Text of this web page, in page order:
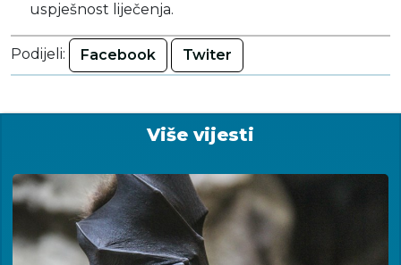
uspješnost liječenja.
Podijeli: Facebook Twiter
Više vijesti